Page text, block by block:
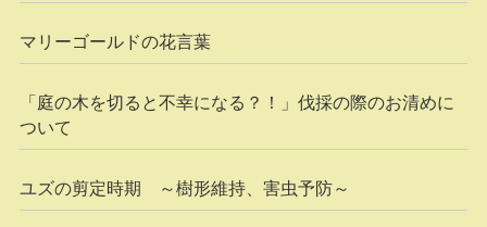
マリーゴールドの花言葉
「庭の木を切ると不幸になる？！」伐採の際のお清めに
ついて
ユズの剪定時期 ～樹形維持、害虫予防～